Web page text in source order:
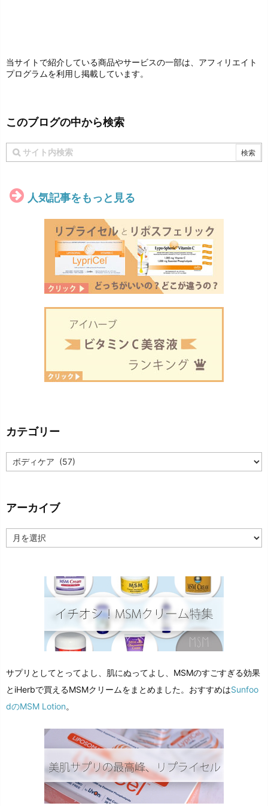
当サイトで紹介している商品やサービスの一部は、アフィリエイト
プログラムを利用し掲載しています。
このブログの中から検索
人気記事をもっと見る
カテゴリー
テ
ー
アーカイブ
ー
サプリとしてとってよし、肌にぬってよし、MSMのすごすぎる効果
とiHerbで買えるMSMクリームをまとめました。おすすめはSunfoo
dのMSM Lotion。